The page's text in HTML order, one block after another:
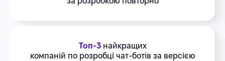
Топ-3найкращих
компаній по розробці чат-ботів за версією